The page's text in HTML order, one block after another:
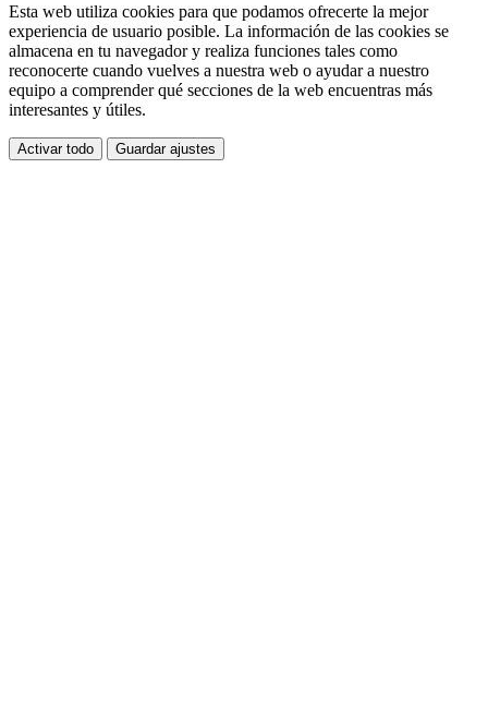
Esta web utiliza cookies para que podamos ofrecerte la mejor
experiencia de usuario posible. La información de las cookies se
almacena en tu navegador y realiza funciones tales como
reconocerte cuando vuelves a nuestra web o ayudar a nuestro
equipo a comprender qué secciones de la web encuentras más
interesantes y útiles.
Activar todo Guardar ajustes